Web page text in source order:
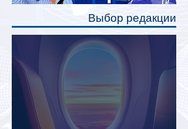
полку во время сна или отдыха,
Выбор редакции